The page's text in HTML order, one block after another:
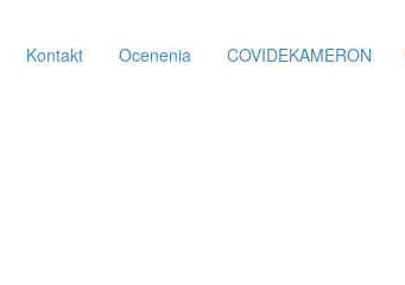
Kontakt Ocenenia COVIDEKAMERON